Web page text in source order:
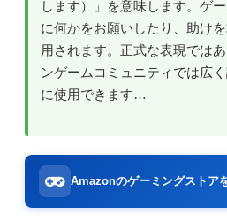
します）」を意味します。ゲ
に何かをお願いしたり、助け
用されます。正式な表現では
ンゲームコミュニティでは広
に使用できます…
Amazonのゲーミングストア